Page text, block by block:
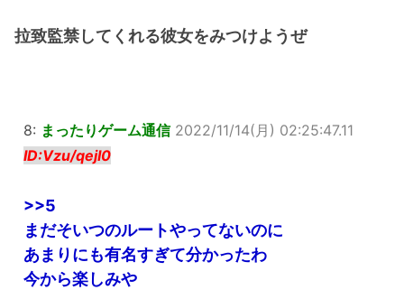
拉致監禁してくれる彼女をみつけようぜ
8: まったりゲーム通信 2022/11/14(月) 02:25:47.11
ID:Vzu/qejI0
>>5
まだそいつのルートやってないのに
あまりにも有名すぎて分かったわ
今から楽しみや